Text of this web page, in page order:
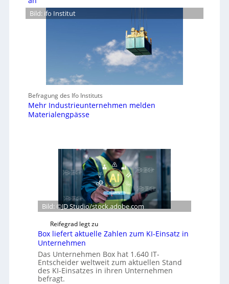
Bild: ifo Institut
Befragung des Ifo Instituts
Mehr Industrieunternehmen melden
Materialengpässe
Bild: ©JD Studio/stock.adobe.com
Reifegrad legt zu
Box liefert aktuelle Zahlen zum KI-Einsatz in
Unternehmen
Das Unternehmen Box hat 1.640 IT-
Entscheider weltweit zum aktuellen Stand
des KI-Einsatzes in ihren Unternehmen
befragt.